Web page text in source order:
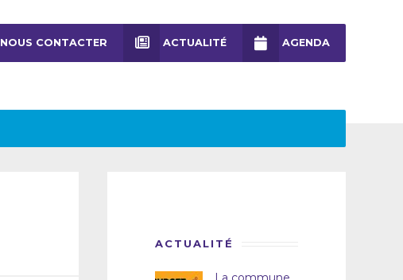
NOUS CONTACTER ACTUALITÉ AGENDA
ACTUALITÉ